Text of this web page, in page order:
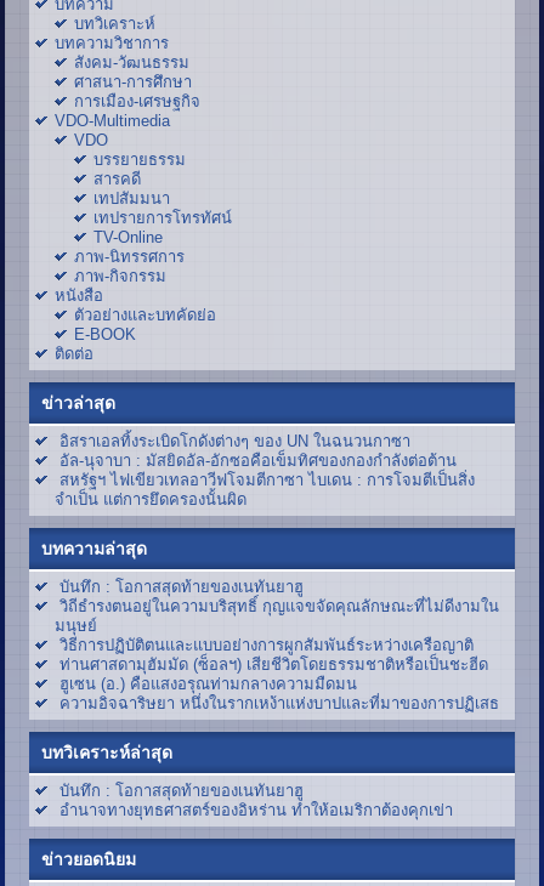
บทความ
บทวิเคราะห์
บทความวิชาการ
สังคม-วัฒนธรรม
ศาสนา-การศึกษา
การเมือง-เศรษฐกิจ
VDO-Multimedia
VDO
บรรยายธรรม
สารคดี
เทปสัมมนา
เทปรายการโทรทัศน์
TV-Online
ภาพ-นิทรรศการ
ภาพ-กิจกรรม
หนังสือ
ตัวอย่างและบทคัดย่อ
E-BOOK
ติดต่อ
ข่าวล่าสุด
อิสราเอลทิ้งระเบิดโกดังต่างๆ ของ UN ในฉนวนกาซา
อัล-นุจาบา : มัสยิดอัล-อักซอคือเข็มทิศของกองกำลังต่อต้าน
สหรัฐฯ ไฟเขียวเทลอาวีฟโจมตีกาซา ไบเดน : การโจมตีเป็นสิ่ง
จำเป็น แต่การยึดครองนั้นผิด
บทความล่าสุด
บันทึก : โอกาสสุดท้ายของเนทันยาฮู
วิถีธำรงตนอยู่ในความบริสุทธิ์ กุญแจขจัดคุณลักษณะที่ไม่ดีงามใน
มนุษย์
วิธีการปฏิบัติตนและแบบอย่างการผูกสัมพันธ์ระหว่างเครือญาติ
ท่านศาสดามุฮัมมัด (ซ็อลฯ) เสียชีวิตโดยธรรมชาติหรือเป็นชะฮีด
ฮูเซน (อ.) คือแสงอรุณท่ามกลางความมืดมน
ความอิจฉาริษยา หนึ่งในรากเหง้าแห่งบาปและที่มาของการปฏิเสธ
บทวิเคราะห์ล่าสุด
บันทึก : โอกาสสุดท้ายของเนทันยาฮู
อำนาจทางยุทธศาสตร์ของอิหร่าน ทำให้อเมริกาต้องคุกเข่า
ข่าวยอดนิยม